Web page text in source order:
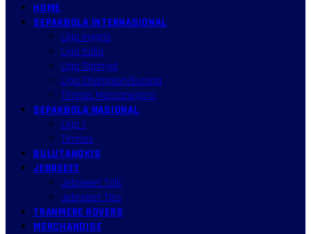
HOME
SEPAKBOLA INTERNASIONAL
Liga Inggris
Liga Italia
Liga Spanyol
Liga Champion/Europa
Timnas Mancanegara
SEPAKBOLA NASIONAL
Liga 1
Timnas
BULUTANGKIS
JEBREEET
Jebreeet Talk
Jebreeet Tips
TRANMERE ROVERS
MERCHANDISE